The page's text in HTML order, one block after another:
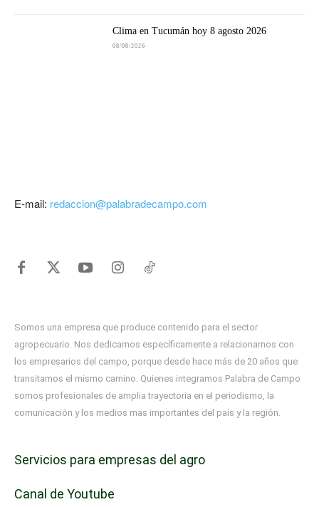
Clima en Tucumán hoy 8 agosto 2026
08/08/2026
E-mail: redaccion@palabradecampo.com
Somos una empresa que produce contenido para el sector
agropecuario. Nos dedicamos específicamente a relacionarnos con
los empresarios del campo, porque desde hace más de 20 años que
transitamos el mismo camino. Quienes integramos Palabra de Campo
somos profesionales de amplia trayectoria en el periodismo, la
comunicación y los medios mas importantes del país y la región.
Servicios para empresas del agro
Canal de Youtube